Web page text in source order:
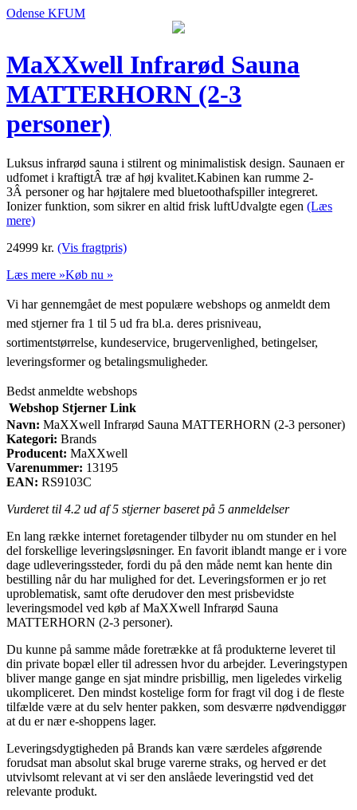
Odense KFUM
MaXXwell Infrarød Sauna
MATTERHORN (2-3
personer)
Luksus infrarød sauna i stilrent og minimalistisk design. Saunaen er
udfomet i kraftigtÂ træ af høj kvalitet.Kabinen kan rumme 2-
3Â personer og har højtalere med bluetoothafspiller integreret.
Ionizer funktion, som sikrer en altid frisk luftUdvalgte egen (Læs
mere)
24999 kr. (Vis fragtpris)
Læs mere »Køb nu »
Vi har gennemgået de mest populære webshops og anmeldt dem
med stjerner fra 1 til 5 ud fra bl.a. deres prisniveau,
sortimentstørrelse, kundeservice, brugervenlighed, betingelser,
leveringsformer og betalingsmuligheder.
Bedst anmeldte webshops
Webshop Stjerner Link
Navn: MaXXwell Infrarød Sauna MATTERHORN (2-3 personer)
Kategori: Brands
Producent: MaXXwell
Varenummer: 13195
EAN: RS9103C
Vurderet til 4.2 ud af 5 stjerner baseret på 5 anmeldelser
En lang række internet foretagender tilbyder nu om stunder en hel
del forskellige leveringsløsninger. En favorit iblandt mange er i vore
dage udleveringssteder, fordi du på den måde nemt kan hente din
bestilling når du har mulighed for det. Leveringsformen er jo ret
uproblematisk, samt ofte derudover den mest prisbevidste
leveringsmodel ved køb af MaXXwell Infrarød Sauna
MATTERHORN (2-3 personer).
Du kunne på samme måde foretrække at få produkterne leveret til
din private bopæl eller til adressen hvor du arbejder. Leveringstypen
bliver mange gange en sjat mindre prisbillig, men ligeledes virkelig
ukompliceret. Den mindst kostelige form for fragt vil dog i de fleste
tilfælde være at du selv henter pakken, som desværre nødvendiggør
at du er nær e-shoppens lager.
Leveringsdygtigheden på Brands kan være særdeles afgørende
forudsat man absolut skal bruge varerne straks, og herved er det
utvivlsomt relevant at vi ser den anslåede leveringstid ved det
relevante produkt.